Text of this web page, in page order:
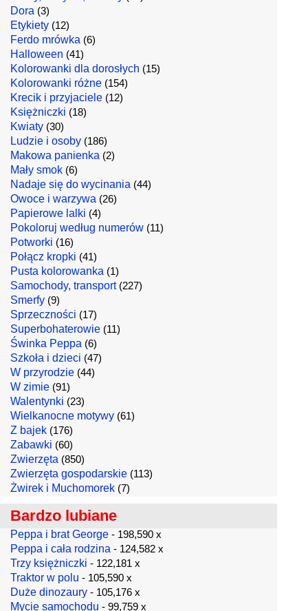
Dora (3)
Etykiety (12)
Ferdo mrówka (6)
Halloween (41)
Kolorowanki dla dorosłych (15)
Kolorowanki różne (154)
Krecik i przyjaciele (12)
Księżniczki (18)
Kwiaty (30)
Ludzie i osoby (186)
Makowa panienka (2)
Mały smok (6)
Nadaje się do wycinania (44)
Owoce i warzywa (26)
Papierowe lalki (4)
Pokoloruj według numerów (11)
Potworki (16)
Połącz kropki (41)
Pusta kolorowanka (1)
Samochody, transport(227)
Smerfy (9)
Sprzeczności (17)
Superbohaterowie (11)
Świnka Peppa (6)
Szkoła i dzieci (47)
W przyrodzie (44)
W zimie (91)
Walentynki (23)
Wielkanocne motywy (61)
Z bajek (176)
Zabawki (60)
Zwierzęta (850)
Zwierzęta gospodarskie (113)
Żwirek i Muchomorek (7)
Bardzo lubiane
Peppa i brat George - 198,590 x
Peppa i cała rodzina - 124,582 x
Trzy księżniczki - 122,181 x
Traktor w polu - 105,590 x
Duże dinozaury - 105,176 x
Mycie samochodu - 99,759 x